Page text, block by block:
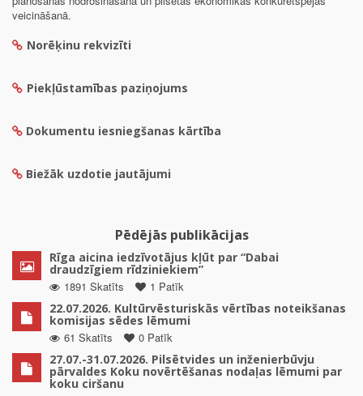
veicināšanā.
Norēķinu rekvizīti
Piekļūstamības paziņojums
Dokumentu iesniegšanas kārtība
Biežāk uzdotie jautājumi
Pēdējās publikācijas
Rīga aicina iedzīvotājus kļūt par “Dabai
draudzīgiem rīdziniekiem”
1891 Skatīts
1 Patīk
22.07.2026. Kultūrvēsturiskās vērtības noteikšanas
komisijas sēdes lēmumi
61 Skatīts
0 Patīk
27.07.-31.07.2026. Pilsētvides un inženierbūvju
pārvaldes Koku novērtēšanas nodaļas lēmumi par
koku ciršanu